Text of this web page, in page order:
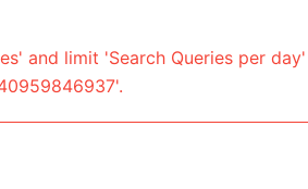
and limit 'Search Queries per